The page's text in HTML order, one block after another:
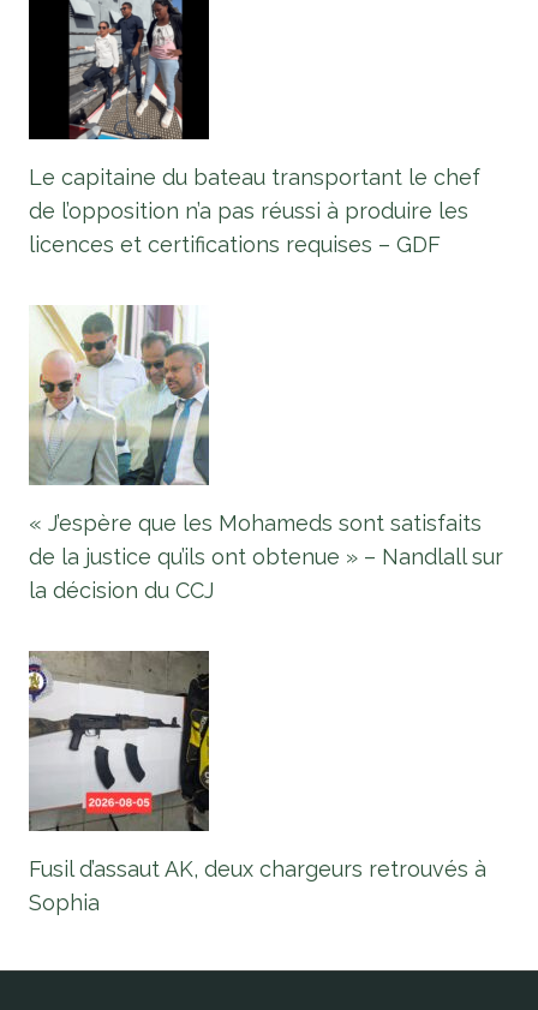
Le capitaine du bateau transportant le chef
de l’opposition n’a pas réussi à produire les
licences et certifications requises – GDF
« J’espère que les Mohameds sont satisfaits
de la justice qu’ils ont obtenue » – Nandlall sur
la décision du CCJ
Fusil d’assaut AK, deux chargeurs retrouvés à
Sophia